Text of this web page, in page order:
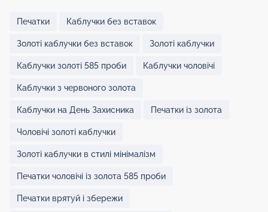
Печатки Каблучки без вставок
Золоті каблучки без вставок Золоті каблучки
Каблучки золоті 585 проби Каблучки чоловічі
Каблучки з червоного золота
Каблучки на День Захисника Печатки із золота
Чоловічі золоті каблучки
Золоті каблучки в стилі мінімалізм
Печатки чоловічі із золота 585 проби
Печатки врятуй і збережи